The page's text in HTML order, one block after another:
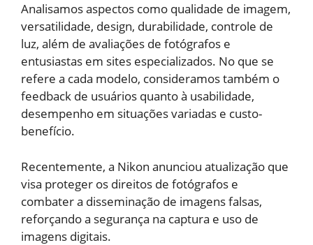
Analisamos aspectos como qualidade de imagem,
versatilidade, design, durabilidade, controle de
luz, além de avaliações de fotógrafos e
entusiastas em sites especializados. No que se
refere a cada modelo, consideramos também o
feedback de usuários quanto à usabilidade,
desempenho em situações variadas e custo-
benefício.
Recentemente, a Nikon anunciou atualização que
visa proteger os direitos de fotógrafos e
combater a disseminação de imagens falsas,
reforçando a segurança na captura e uso de
imagens digitais.